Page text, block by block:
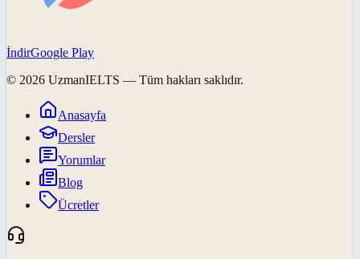
İndirGoogle Play
© 2026 UzmanIELTS — Tüm hakları saklıdır.
Anasayfa
Dersler
Yorumlar
Blog
Ücretler